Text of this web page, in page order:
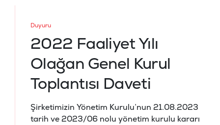
Duyuru
2022 Faaliyet Yılı
Olağan Genel Kurul
Toplantısı Daveti
Şirketimizin Yönetim Kurulu’nun 21.08.2023
tarih ve 2023/06 nolu yönetim kurulu kararı